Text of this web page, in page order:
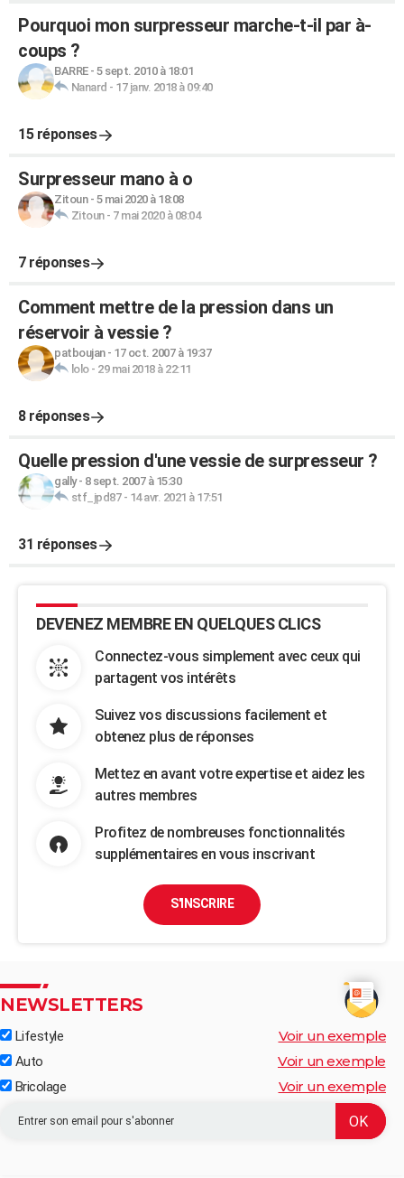
Pourquoi mon surpresseur marche-t-il par à-
coups ?
BARRE- 5 sept. 2010 à 18:01
Nanard - 17 janv. 2018 à 09:40
15 réponses
Surpresseur mano à o
Zitoun- 5 mai 2020 à 18:08
Zitoun- 7 mai 2020 à 08:04
7 réponses
Comment mettre de la pression dans un
réservoir à vessie ?
patboujan- 17 oct. 2007 à 19:37
lolo- 29 mai 2018 à 22:11
8 réponses
Quelle pression d'une vessie de surpresseur ?
gally- 8 sept. 2007 à 15:30
stf_jpd87- 14 avr. 2021 à 17:51
31 réponses
DEVENEZ MEMBRE EN QUELQUES CLICS
Connectez-vous simplement avec ceux qui
partagent vos intérêts
Suivez vos discussions facilement et
obtenez plus de réponses
Mettez en avant votre expertise et aidez les
autres membres
Profitez de nombreuses fonctionnalités
supplémentaires en vous inscrivant
S'INSCRIRE
NEWSLETTERS
Lifestyle Voir un exemple
Auto Voir un exemple
Bricolage Voir un exemple